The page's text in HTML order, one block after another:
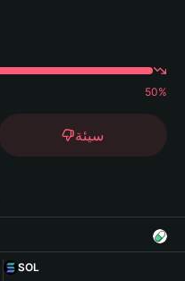
50%
سيئة
SOL